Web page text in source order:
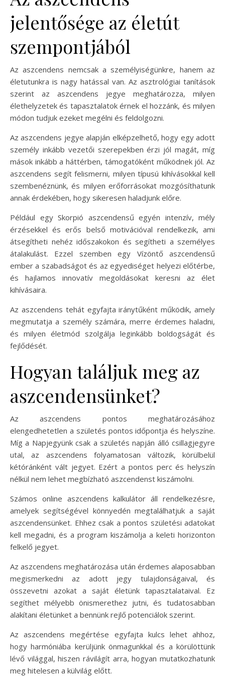
jelentősége az életút
szempontjából
Az aszcendens nemcsak a személyiségünkre, hanem az
életutunkra is nagy hatással van. Az asztrológiai tanítások
szerint az aszcendens jegye meghatározza, milyen
élethelyzetek és tapasztalatok érnek el hozzánk, és milyen
módon tudjuk ezeket megélni és feldolgozni.
Az aszcendens jegye alapján elképzelhető, hogy egy adott
személy inkább vezetői szerepekben érzi jól magát, míg
mások inkább a háttérben, támogatóként működnek jól. Az
aszcendens segít felismerni, milyen típusú kihívásokkal kell
szembenéznünk, és milyen erőforrásokat mozgósíthatunk
annak érdekében, hogy sikeresen haladjunk előre.
Például egy Skorpió aszcendensű egyén intenzív, mély
érzésekkel és erős belső motivációval rendelkezik, ami
átsegítheti nehéz időszakokon és segítheti a személyes
átalakulást. Ezzel szemben egy Vízöntő aszcendensű
ember a szabadságot és az egyediséget helyezi előtérbe,
és hajlamos innovatív megoldásokat keresni az élet
kihívásaira.
Az aszcendens tehát egyfajta iránytűként működik, amely
megmutatja a személy számára, merre érdemes haladni,
és milyen életmód szolgálja leginkább boldogságát és
fejlődését.
Hogyan találjuk meg az
aszcendensünket?
Az aszcendens pontos meghatározásához
elengedhetetlen a születés pontos időpontja és helyszíne.
Míg a Napjegyünk csak a születés napján álló csillagjegyre
utal, az aszcendens folyamatosan változik, körülbelül
kétóránként vált jegyet. Ezért a pontos perc és helyszín
nélkül nem lehet megbízható aszcendenst kiszámolni.
Számos online aszcendens kalkulátor áll rendelkezésre,
amelyek segítségével könnyedén megtalálhatjuk a saját
aszcendensünket. Ehhez csak a pontos születési adatokat
kell megadni, és a program kiszámolja a keleti horizonton
felkelő jegyet.
Az aszcendens meghatározása után érdemes alaposabban
megismerkedni az adott jegy tulajdonságaival, és
összevetni azokat a saját életünk tapasztalataival. Ez
segíthet mélyebb önismerethez jutni, és tudatosabban
alakítani életünket a bennünk rejlő potenciálok szerint.
Az aszcendens megértése egyfajta kulcs lehet ahhoz,
hogy harmóniába kerüljünk önmagunkkal és a körülöttünk
lévő világgal, hiszen rávilágít arra, hogyan mutatkozhatunk
meg hitelesen a külvilág előtt.